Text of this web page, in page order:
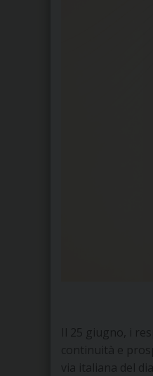
Il 25 giugno, i
continuità e
via italiana del